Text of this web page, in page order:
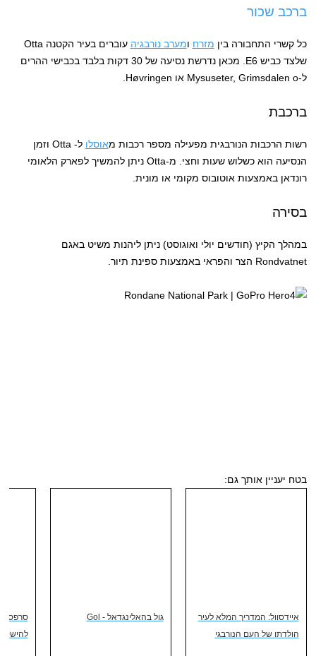
ברכב שכור
כל קשרי התחבורה בין מזרח ומערב נורבגיה
עוברים בעיר הקטנה Otta
שלצד כביש E6. מכאן נדרשת נסיעה של 30 דקות בלבד בכבישי ההרים
ל-Mysuseter, Grimsdalen o או Høvringen.
ברכבת
רשות הרכבות הנורבגית מפעילה מספר רכבות מאוסלו
ל- Otta וזמן
הנסיעה הוא כשלוש שעות וחצי. מ-Otta ניתן להמשיך לפארק הלאומי
רונדאן באמצעות אוטובוס מקומי או מונית.
בסירה
במהלך הקיץ (חודשים יולי ואוגוסט) ניתן ליהנות משיט באגם
Rondvatnet הצר והפראי באמצעות ספינת תיור.
בטח יעניין אותך גם:
איידסוול: המדריך המלא לעיר
הולדתו של העם הנורבגי
גול בהאלינגדאל - Gol